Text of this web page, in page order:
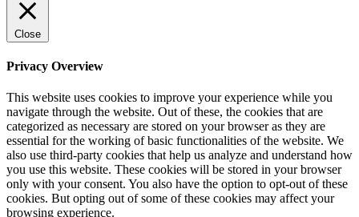
Close
Privacy Overview
This website uses cookies to improve your experience while you
navigate through the website. Out of these, the cookies that are
categorized as necessary are stored on your browser as they are
essential for the working of basic functionalities of the website. We
also use third-party cookies that help us analyze and understand how
you use this website. These cookies will be stored in your browser
only with your consent. You also have the option to opt-out of these
cookies. But opting out of some of these cookies may affect your
browsing experience.